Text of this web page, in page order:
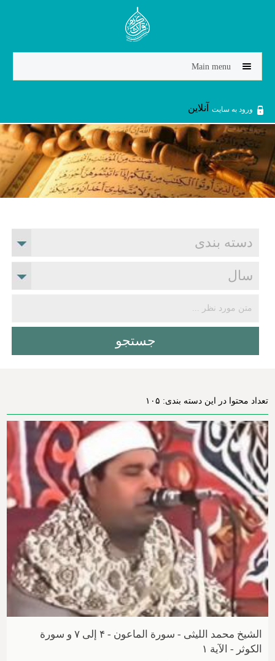
Jump to navigation
Main menu
ورود به سایت آنلاین
تعداد محتوا در این دسته بندی: ۱۰۵
الشیخ محمد اللیثی - سورة الماعون - ۴ إلی ۷ و سورة
الکوثر - الآیة ۱